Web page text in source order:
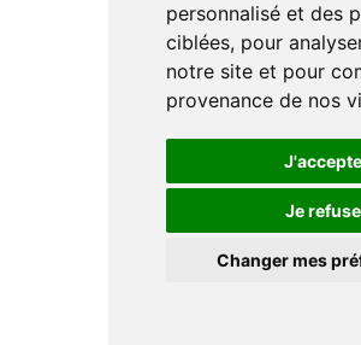
personnalisé et des
ciblées, pour
notre site et pour
provenance de nos
J'accepte
Je refuse
Changer mes
personnalisé et des
ciblées, pour
notre site et pour
provenance de nos
J'accepte
Je refuse
Changer mes